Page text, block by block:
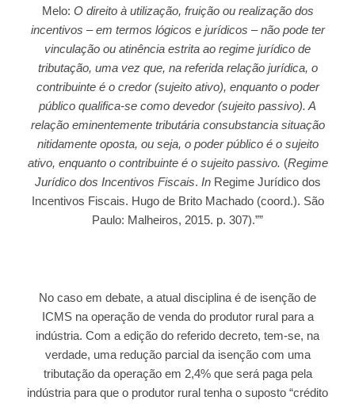
Melo: O direito à utilização, fruição ou realização dos
incentivos – em termos lógicos e jurídicos – não pode ter
vinculação ou atinência estrita ao regime jurídico de
tributação, uma vez que, na referida relação jurídica, o
contribuinte é o credor (sujeito ativo), enquanto o poder
público qualifica-se como devedor (sujeito passivo). A
relação eminentemente tributária consubstancia situação
nitidamente oposta, ou seja, o poder público é o sujeito
ativo, enquanto o contribuinte é o sujeito passivo. (Regime
Jurídico dos Incentivos Fiscais. In Regime Jurídico dos
Incentivos Fiscais. Hugo de Brito Machado (coord.). São
Paulo: Malheiros, 2015. p. 307).””
No caso em debate, a atual disciplina é de isenção de
ICMS na operação de venda do produtor rural para a
indústria. Com a edição do referido decreto, tem-se, na
verdade, uma redução parcial da isenção com uma
tributação da operação em 2,4% que será paga pela
indústria para que o produtor rural tenha o suposto “crédito